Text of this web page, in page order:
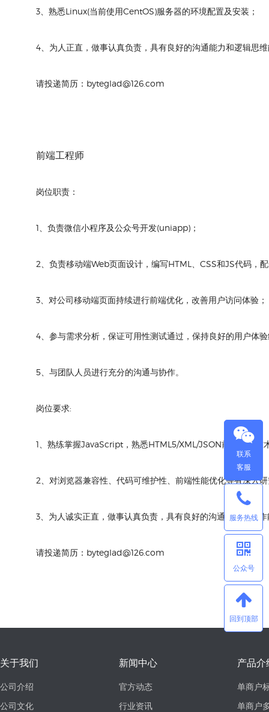
3、熟悉Linux(当前使用CentOS)服务器的环境配置及安装；
4、为人正直，做事认真负责，具有良好的沟通能力和逻辑思
请投递简历：byteglad@126.com
前端工程师
岗位职责：
1、负责微信小程序及公众号开发(uniapp)；
2、负责移动端Web页面设计，编写HTML、CSS和JS代码，
3、对公司移动端页面持续进行前端优化，改善用户访问体验；
4、参与需求分析，保证可用性测试通过，保持良好的用户体
5、与团队人员进行充分的沟通与协作。
岗位要求:
1、熟练掌握JavaScript，熟悉HTML5/XML/JSON前端开发技
2、对浏览器兼容性、代码可维护性、前端性能优化等有深入
3、为人诚实正直，做事认真负责，具有良好的沟通和团队协
请投递简历：byteglad@126.com
关于我们
公司介绍
公司文化
新闻中心
官方动态
行业资讯
产品介
单商户
单商户
联系
客服
服务热线
公众号
回到顶部